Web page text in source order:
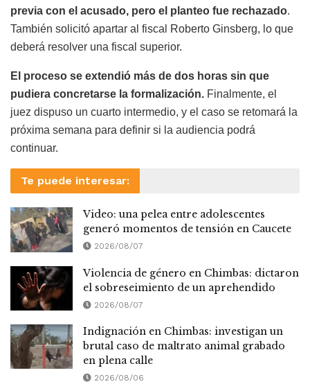
previa con el acusado, pero el planteo fue rechazado.
También solicitó apartar al fiscal Roberto Ginsberg, lo que
deberá resolver una fiscal superior.
El proceso se extendió más de dos horas sin que
pudiera concretarse la formalización. Finalmente, el
juez dispuso un cuarto intermedio, y el caso se retomará la
próxima semana para definir si la audiencia podrá
continuar.
Te puede interesar:
Video: una pelea entre adolescentes
generó momentos de tensión en Caucete
2026/08/07
Violencia de género en Chimbas: dictaron
el sobreseimiento de un aprehendido
2026/08/07
Indignación en Chimbas: investigan un
brutal caso de maltrato animal grabado
en plena calle
2026/08/06